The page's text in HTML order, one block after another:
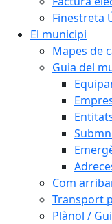
Finestreta
El municipi
Mapes de
Guia del
Com
Transport
Plànol /